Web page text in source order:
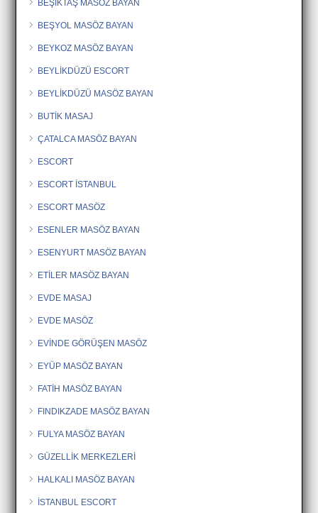
BEŞİKTAŞ MASÖZ BAYAN
BEŞYOL MASÖZ BAYAN
BEYKOZ MASÖZ BAYAN
BEYLİKDÜZÜ ESCORT
BEYLİKDÜZÜ MASÖZ BAYAN
BUTİK MASAJ
ÇATALCA MASÖZ BAYAN
ESCORT
ESCORT İSTANBUL
ESCORT MASÖZ
ESENLER MASÖZ BAYAN
ESENYURT MASÖZ BAYAN
ETİLER MASÖZ BAYAN
EVDE MASAJ
EVDE MASÖZ
EVİNDE GÖRÜŞEN MASÖZ
EYÜP MASÖZ BAYAN
FATİH MASÖZ BAYAN
FINDIKZADE MASÖZ BAYAN
FULYA MASÖZ BAYAN
GÜZELLİK MERKEZLERİ
HALKALI MASÖZ BAYAN
İSTANBUL ESCORT